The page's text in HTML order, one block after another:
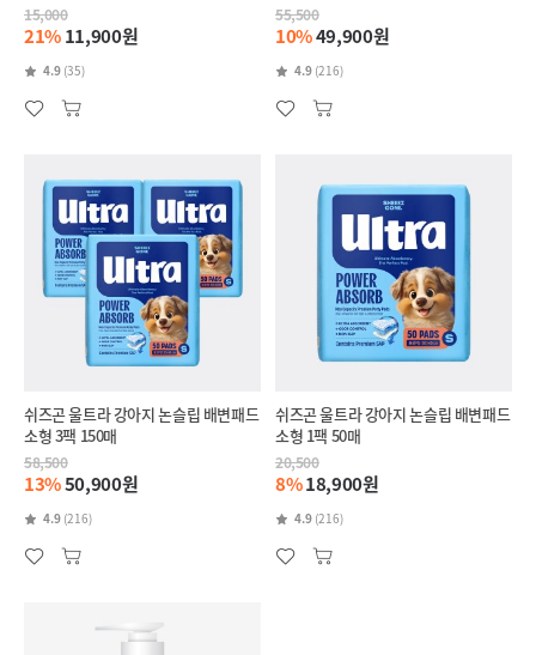
15,000
21%11,900원
4.9 (35)
55,500
10%49,900원
4.9 (216)
쉬즈곤 울트라 강아지 논슬립 배변패드
소형 3팩 150매
58,500
13%50,900원
4.9 (216)
쉬즈곤 울트라 강아지 논슬립 배변패드
소형 1팩 50매
20,500
8%18,900원
4.9 (216)